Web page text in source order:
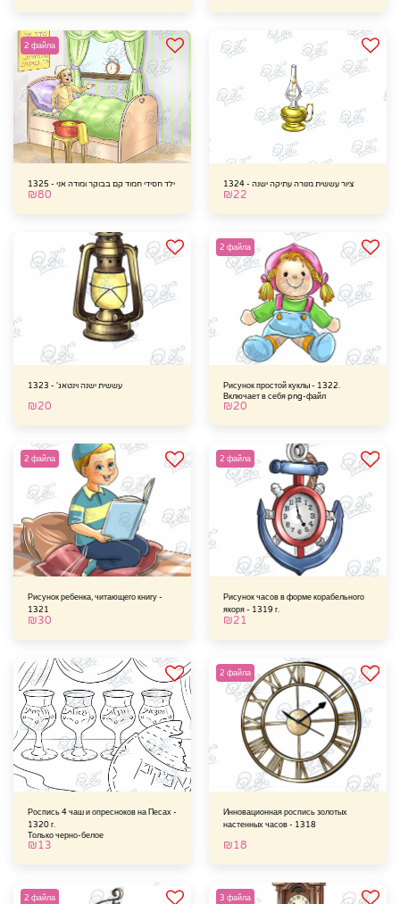
2 файла
ילד חסידי חמוד קם בבוקר ומודה אני - 1325
₪80
ציור עששית מנורה עתיקה ישנה - 1324
₪22
עששית ישנה וינטאג' - 1323
₪20
2 файла
Рисунок простой куклы - 1322.
Включает в себя png-файл
₪20
2 файла
Рисунок ребенка, читающего книгу -
1321
₪30
2 файла
Рисунок часов в форме корабельного
якоря - 1319 г.
₪21
Роспись 4 чаш и опресноков на Песах -
1320 г.
Только черно-белое
₪13
2 файла
Инновационная роспись золотых
настенных часов - 1318
₪18
2 файла 3 файла